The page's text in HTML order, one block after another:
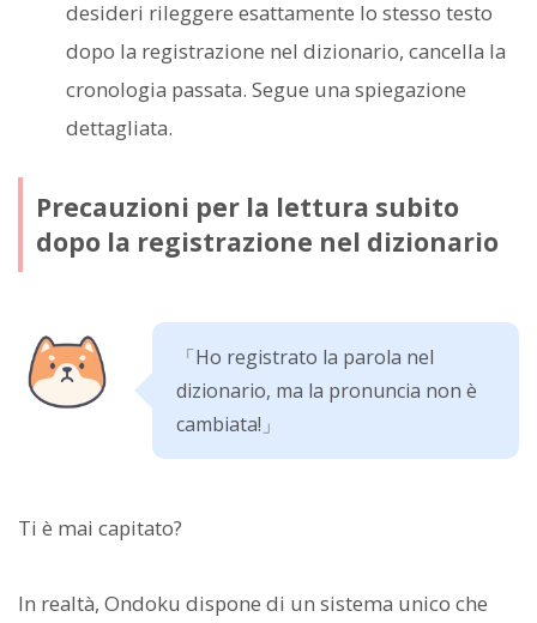
desideri rileggere esattamente lo stesso testo
dopo la registrazione nel dizionario, cancella la
cronologia passata. Segue una spiegazione
dettagliata.
Precauzioni per la lettura subito
dopo la registrazione nel dizionario
「Ho registrato la parola nel
dizionario, ma la pronuncia non è
cambiata!」
Ti è mai capitato?
In realtà, Ondoku dispone di un sistema unico che